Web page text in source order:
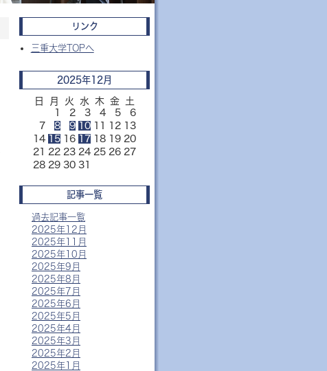
リンク
三重大学TOPへ
2025年12月
日 月 火 水 木 金
土
1
2 3 4 5
6
7
8 9 10 11 12 13
14 15 16 17 18 19 20
21
22 23 24 25 26 27
28 29 30 31
記事一覧
過去記事一覧
2025年12月
2025年11月
2025年10月
2025年9月
2025年8月
2025年7月
2025年6月
2025年5月
2025年4月
2025年3月
2025年2月
2025年1月